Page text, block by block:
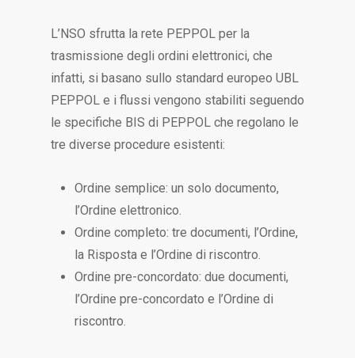
L’NSO sfrutta la rete PEPPOL per la
trasmissione degli ordini elettronici, che
infatti, si basano sullo standard europeo UBL
PEPPOL e i flussi vengono stabiliti seguendo
le specifiche BIS di PEPPOL che regolano le
tre diverse procedure esistenti:
Ordine semplice: un solo documento,
l’Ordine elettronico.
Ordine completo: tre documenti, l’Ordine,
la Risposta e l’Ordine di riscontro.
Ordine pre-concordato: due documenti,
l’Ordine pre-concordato e l’Ordine di
riscontro.